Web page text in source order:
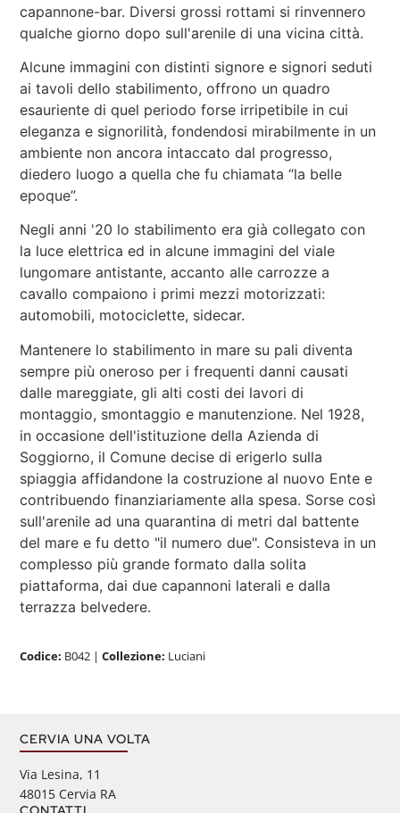
capannone-bar. Diversi grossi rottami si rinvennero
qualche giorno dopo sull'arenile di una vicina città.
Alcune immagini con distinti signore e signori seduti
ai tavoli dello stabilimento, offrono un quadro
esauriente di quel periodo forse irripetibile in cui
eleganza e signorilità, fondendosi mirabilmente in un
ambiente non ancora intaccato dal progresso,
diedero luogo a quella che fu chiamata “la belle
epoque”.
Negli anni '20 lo stabilimento era già collegato con
la luce elettrica ed in alcune immagini del viale
lungomare antistante, accanto alle carrozze a
cavallo compaiono i primi mezzi motorizzati:
automobili, motociclette, sidecar.
Mantenere lo stabilimento in mare su pali diventa
sempre più oneroso per i frequenti danni causati
dalle mareggiate, gli alti costi dei lavori di
montaggio, smontaggio e manutenzione. Nel 1928,
in occasione dell'istituzione della Azienda di
Soggiorno, il Comune decise di erigerlo sulla
spiaggia affidandone la costruzione al nuovo Ente e
contribuendo finanziariamente alla spesa. Sorse così
sull'arenile ad una quarantina di metri dal battente
del mare e fu detto "il numero due". Consisteva in un
complesso più grande formato dalla solita
piattaforma, dai due capannoni laterali e dalla
terrazza belvedere.
Codice: B042 |Collezione: Luciani
CERVIA UNA VOLTA
Via Lesina, 11
48015 Cervia RA